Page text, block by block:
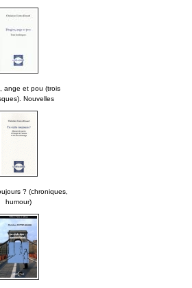
ange et pou (trois
Nouvelles
? (chroniques,
humour)